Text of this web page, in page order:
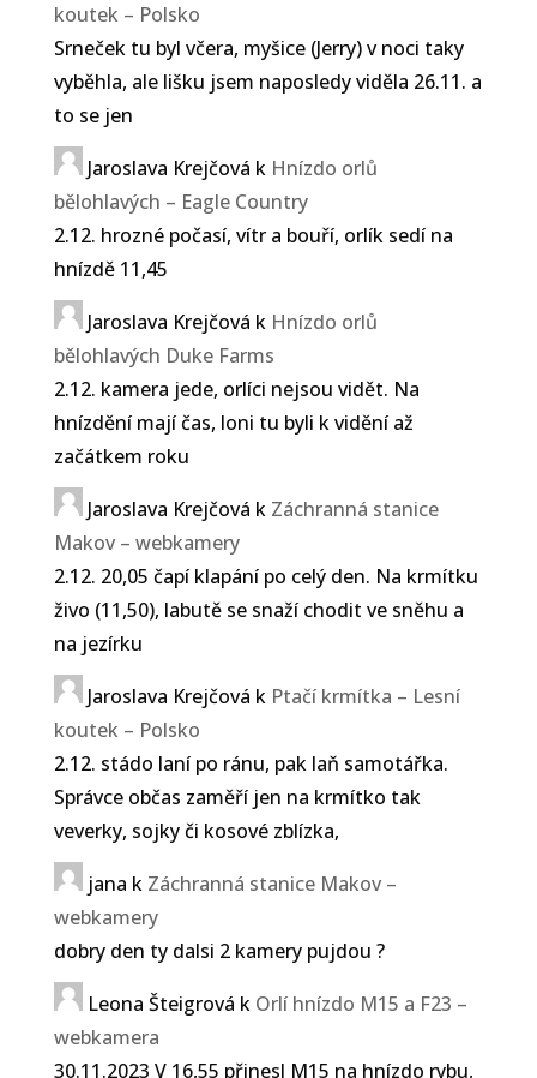
koutek – Polsko
Srneček tu byl včera, myšice (Jerry) v noci taky
vyběhla, ale lišku jsem naposledy viděla 26.11. a
to se jen
Jaroslava Krejčová k Hnízdo orlů
bělohlavých – Eagle Country
2.12. hrozné počasí, vítr a bouří, orlík sedí na
hnízdě 11,45
Jaroslava Krejčová k Hnízdo orlů
bělohlavých Duke Farms
2.12. kamera jede, orlíci nejsou vidět. Na
hnízdění mají čas, loni tu byli k vidění až
začátkem roku
Jaroslava Krejčová k Záchranná stanice
Makov – webkamery
2.12. 20,05 čapí klapání po celý den. Na krmítku
živo (11,50), labutě se snaží chodit ve sněhu a
na jezírku
Jaroslava Krejčová k Ptačí krmítka – Lesní
koutek – Polsko
2.12. stádo laní po ránu, pak laň samotářka.
Správce občas zaměří jen na krmítko tak
veverky, sojky či kosové zblízka,
jana k Záchranná stanice Makov –
webkamery
dobry den ty dalsi 2 kamery pujdou ?
Leona Šteigrová k Orlí hnízdo M15 a F23 –
webkamera
30.11.2023 V 16,55 přinesl M15 na hnízdo rybu,